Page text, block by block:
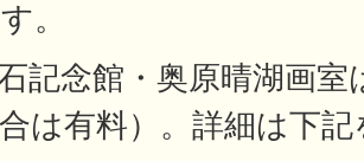
。
記念館・奥原晴湖画室
は有料）。詳細は下